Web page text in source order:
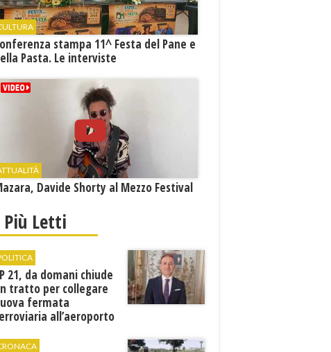
stampa 11^ Festa del Pane e
Pasta. Le interviste
Davide Shorty al Mezzo Festival
Letti
21, da domani chiude
tratto per collegare
fermata
all’aeroporto